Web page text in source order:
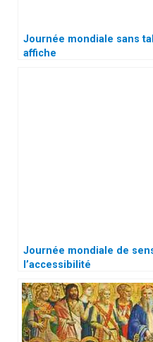
Journée mondiale sans
affiche
Journée mondiale de
l’accessibilité